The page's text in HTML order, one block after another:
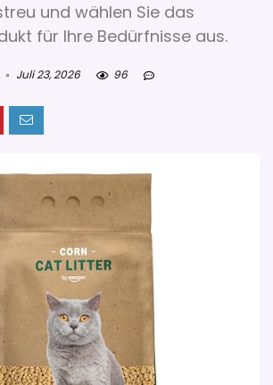
und wählen Sie das
für Ihre Bedürfnisse aus.
Juli 23, 2026 96